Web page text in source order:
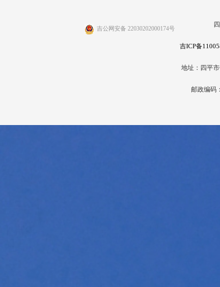
吉公网安备 22030202000174号
吉ICP备
地址：四平
邮政编码